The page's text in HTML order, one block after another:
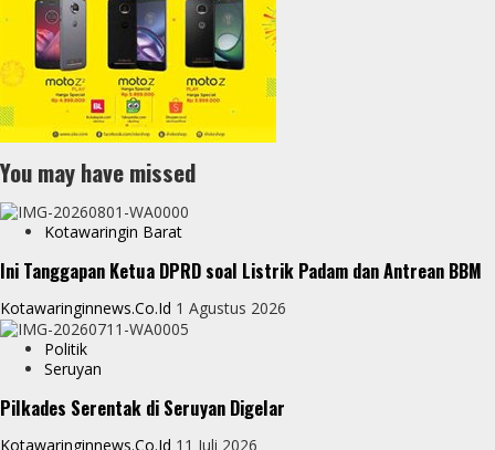
You may have missed
Kotawaringin Barat
Ini Tanggapan Ketua DPRD soal Listrik Padam dan Antrean BBM
Kotawaringinnews.co.id 1 Agustus 2026
Politik
Seruyan
Pilkades Serentak di Seruyan Digelar
Kotawaringinnews.co.id 11 Juli 2026